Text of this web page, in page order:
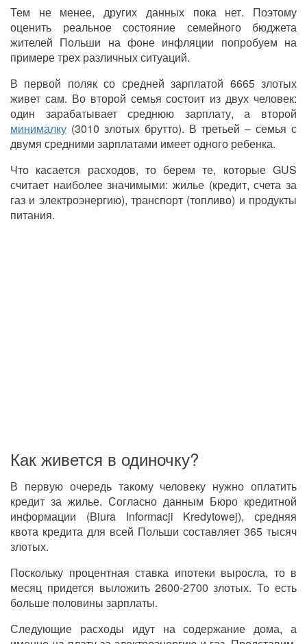
Тем не менее, других данных пока нет. Поэтому
оценить реальное состояние семейного бюджета
жителей Польши на фоне инфляции попробуем на
примере трех различных ситуаций.
В первой поляк со средней зарплатой 6665 злотых
живет сам. Во второй семья состоит из двух человек:
один зарабатывает среднюю зарплату, а второй
минималку (3010 злотых брутто). В третьей – семья с
двумя средними зарплатами имеет одного ребенка.
Что касается расходов, то берем те, которые GUS
считает наиболее значимыми: жилье (кредит, счета за
газ и электроэнергию), транспорт (топливо) и продукты
питания.
Как живется в одиночку?
В первую очередь такому человеку нужно оплатить
кредит за жилье. Согласно данным Бюро кредитной
информации (Biura Informacji Kredytowej), средняя
квота кредита для всей Польши составляет 365 тысяч
злотых.
Поскольку процентная ставка ипотеки выросла, то в
месяц придется выложить 2600-2700 злотых. То есть
больше половины зарплаты.
Следующие расходы идут на содержание дома, а